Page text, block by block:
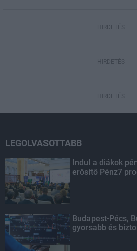
HIRDETÉS
HIRDETÉS
HIRDETÉS
LEGOLVASOTTABB
Indul a diákok
erősítő Pénz7
Budapest-Pécs,
gyorsabb és